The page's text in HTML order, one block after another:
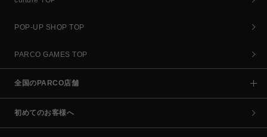
POP-UP SHOP TOP
PARCO GAMES TOP
全国のPARCO店舗
初めてのお客様へ